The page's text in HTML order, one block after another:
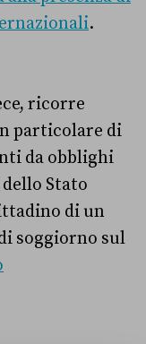
.
ricorre
particolare di
da obblighi
Stato
di un
soggiorno sul